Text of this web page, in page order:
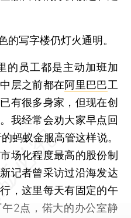
写字楼仍灯火通明。
员工都是主动加班加
层之前都在阿里巴巴工
有很多身家，但现在创
我经常会劝大家早点回
蚂蚁金服高管这样说。
场化程度最高的股份制
记者曾采访过沿海发达
，这里每天有固定的午
2点，偌大的办公室静